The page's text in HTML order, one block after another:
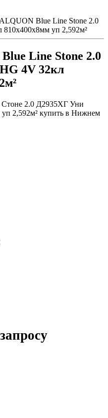
Blue Line Stone 2.0
уп 2,592м²
Line Stone 2.0
4V 32кл
2.0 Д2935ХГ Уни
2,592м² купить в Нижнем